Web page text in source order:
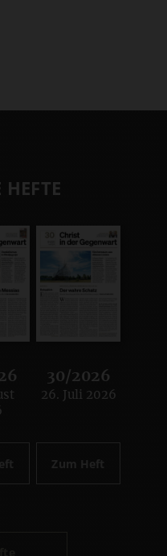
30/2026
:
26. Juli 2026
Zum Heft